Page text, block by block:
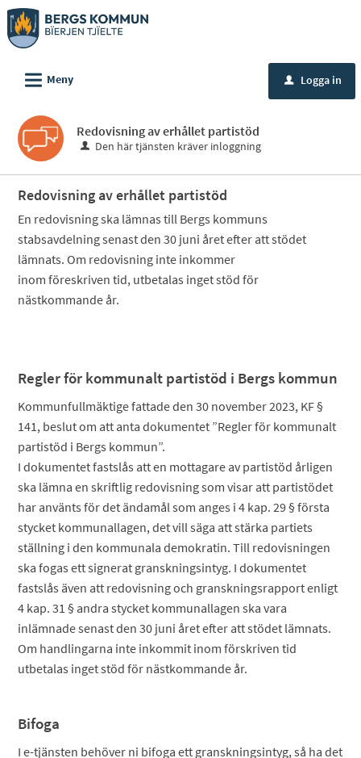
Välkommen
till
tjänster
Bergs
kommun
L Meny u Logga in
Redovisning av erhållet partistöd
Den här tjänsten kräver inloggning
Redovisning av erhållet partistöd
En redovisning ska lämnas till Bergs kommuns
stabsavdelning senast den 30 juni året efter att stödet
lämnats. Om redovisning inte inkommer
inom föreskriven tid, utbetalas inget stöd för
nästkommande år.
Regler för kommunalt partistöd i Bergs kommun
Kommunfullmäktige fattade den 30 november 2023, KF §
141, beslut om att anta dokumentet ”Regler för kommunalt
partistöd i Bergs kommun”.
I dokumentet fastslås att en mottagare av partistöd årligen
ska lämna en skriftlig redovisning som visar att partistödet
har använts för det ändamål som anges i 4 kap. 29 § första
stycket kommunallagen, det vill säga att stärka partiets
ställning i den kommunala demokratin. Till redovisningen
ska fogas ett signerat granskningsintyg. I dokumentet
fastslås även att redovisning och granskningsrapport enligt
4 kap. 31 § andra stycket kommunallagen ska vara
inlämnade senast den 30 juni året efter att stödet lämnats.
Om handlingarna inte inkommit inom förskriven tid
utbetalas inget stöd för nästkommande år.
Bifoga
I e-tjänsten behöver ni bifoga ett granskningsintyg, så ha det